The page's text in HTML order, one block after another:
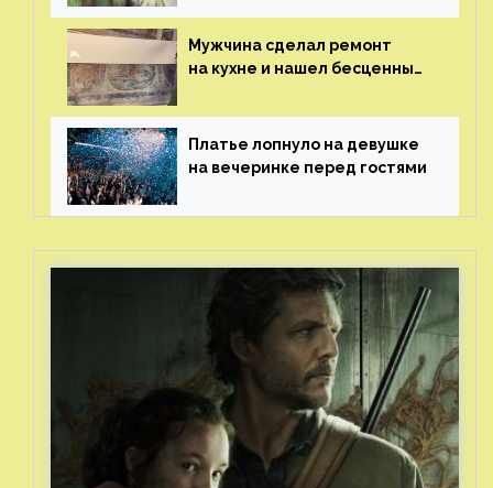
Мужчина сделал ремонт
на кухне и нашел бесценные
Платье лопнуло на девушке
на вечеринке перед гостями